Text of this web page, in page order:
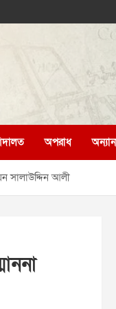
অপরাধ
সালাউদ্দিন আলী